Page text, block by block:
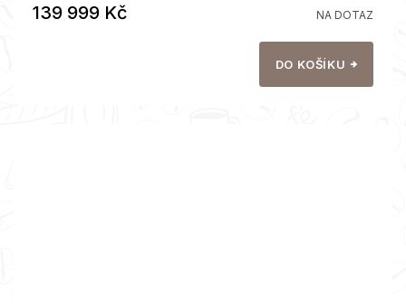
NA DOTAZ
139 999 Kč
DO KOŠÍKU